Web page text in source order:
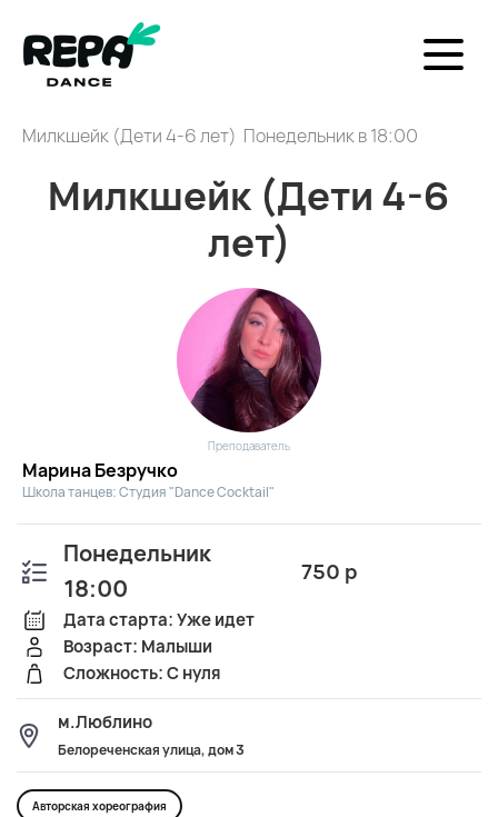
Милкшейк (Дети 4-6 лет) Понедельник в 18:00
Милкшейк (Дети 4-6
лет)
Преподаватель
Марина Безручко
Школа танцев: Студия "Dance Cocktail"
Понедельник
18:00
750 р
Дата старта: Уже идет
Возраст: Малыши
Сложность: С нуля
м.Люблино
Белореченская улица, дом 3
Авторская хореография